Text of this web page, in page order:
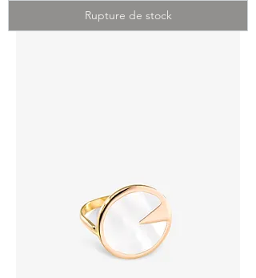
Rupture de stock